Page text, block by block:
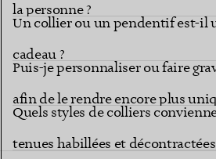
la personne ?
Un collier ou un pendentif est-il
cadeau ?
Puis-je personnaliser ou faire
afin de le rendre encore plus
Quels styles de colliers
tenues habillées et décontractées